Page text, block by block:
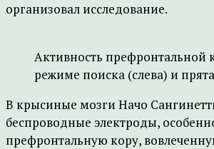
организовал исследование.
Активность префронтальной
режиме поиска (слева) и
В крысиные мозги Начо
беспроводные электроды,
префронтальную кору,